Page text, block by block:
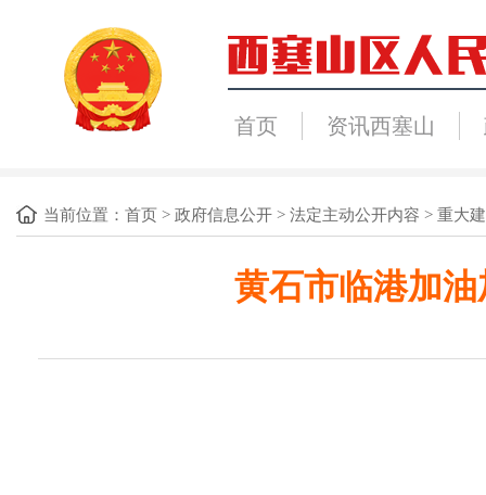
首页 资讯西塞山
当前位置： 首页 > 政府信息公开 > 法定主动公开内容 > 重大
黄石市临港加